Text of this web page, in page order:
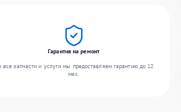
Гарантия на ремонт
все запчасти и услуги мы предоставляем гарантию до 12
мес.